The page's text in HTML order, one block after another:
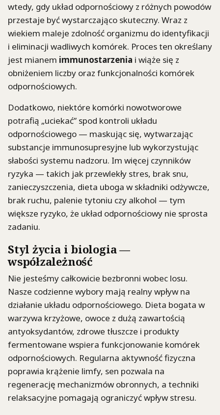
wtedy, gdy układ odpornościowy z różnych powodów
przestaje być wystarczająco skuteczny. Wraz z
wiekiem maleje zdolność organizmu do identyfikacji
i eliminacji wadliwych komórek. Proces ten określany
jest mianem immunostarzenia i wiąże się z
obniżeniem liczby oraz funkcjonalności komórek
odpornościowych.
Dodatkowo, niektóre komórki nowotworowe
potrafią „uciekać” spod kontroli układu
odpornościowego — maskując się, wytwarzając
substancje immunosupresyjne lub wykorzystując
słabości systemu nadzoru. Im więcej czynników
ryzyka — takich jak przewlekły stres, brak snu,
zanieczyszczenia, dieta uboga w składniki odżywcze,
brak ruchu, palenie tytoniu czy alkohol — tym
większe ryzyko, że układ odpornościowy nie sprosta
zadaniu.
Styl życia i biologia —
współzależność
Nie jesteśmy całkowicie bezbronni wobec losu.
Nasze codzienne wybory mają realny wpływ na
działanie układu odpornościowego. Dieta bogata w
warzywa krzyżowe, owoce z dużą zawartością
antyoksydantów, zdrowe tłuszcze i produkty
fermentowane wspiera funkcjonowanie komórek
odpornościowych. Regularna aktywność fizyczna
poprawia krążenie limfy, sen pozwala na
regenerację mechanizmów obronnych, a techniki
relaksacyjne pomagają ograniczyć wpływ stresu.